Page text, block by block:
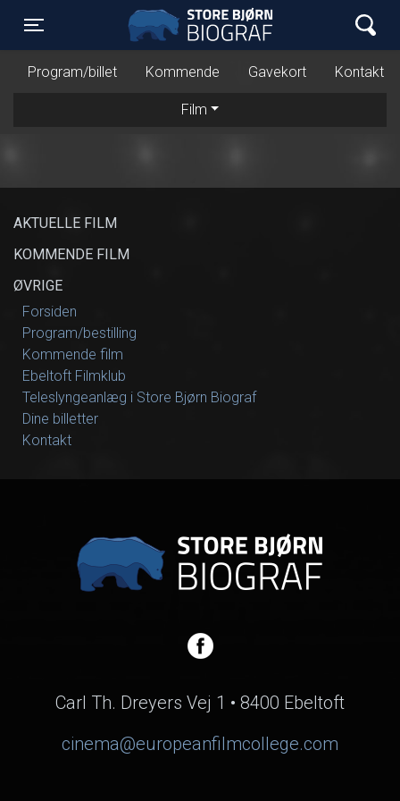
Toggle navigation
Store Bjørn Biograf
Program/billet Kommende Gavekort Kontakt
Film
AKTUELLE FILM
KOMMENDE FILM
ØVRIGE
Forsiden
Program/bestilling
Kommende film
Ebeltoft Filmklub
Teleslyngeanlæg i Store Bjørn Biograf
Dine billetter
Kontakt
Carl Th. Dreyers Vej 1 • 8400 Ebeltoft
cinema@europeanfilmcollege.com